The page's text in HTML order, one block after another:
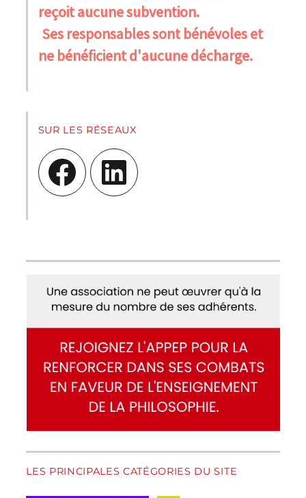
reçoit aucune subvention.
Ses responsables sont bénévoles et
ne bénéficient d'aucune décharge.
SUR LES RÉSEAUX
Facebook LinkedIn
LES PRINCIPALES CATÉGORIES DU SITE